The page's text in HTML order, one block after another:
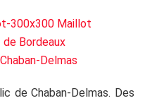
de Chaban-Delmas. Des